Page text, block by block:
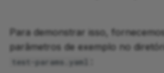
Para demonstrar isso,
parâmetros de exemplo no
test-params.yaml